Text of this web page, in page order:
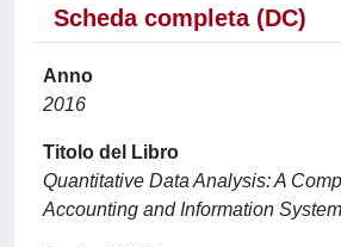
Scheda completa (DC)
Anno
2016
Titolo del Libro
Quantitative Data Analysis: A
Accounting and Information